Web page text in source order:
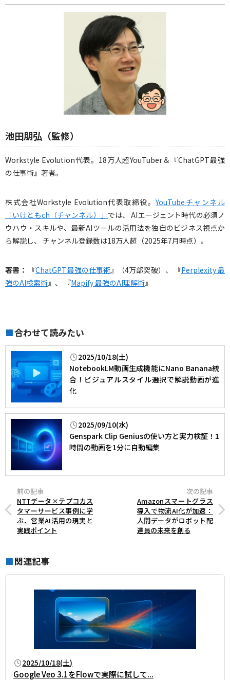
池田朋弘（監修）
Workstyle Evolution代表。18万人超YouTuber＆『ChatGPT最強
の仕事術』著者。
株式会社Workstyle Evolution代表取締役。YouTubeチャンネル
「いけともch（チャンネル）」 では、 AIエージェント時代の必須ノ
ウハウ・スキルや、最新AIツールの活用法を独自のビジネス視点か
ら解説し、 チャンネル登録数は18万人超（2025年7月時点）。
著書： 『ChatGPT最強の仕事術』（4万部突破）、 『Perplexity 最
強のAI検索術』、 『Mapify 最強のAI理解術』
■合わせて読みたい
2025/10/18(土)
NotebookLM動画生成機能にNano Banana統
合！ビジュアルスタイル選択で解説動画が進
化
2025/09/10(水)
Genspark Clip Geniusの使い方と実力検証！1
時間の動画を1分に自動編集
前の記事
NTTデータ×テプコカス
タマーサービス事例に学
ぶ、営業AI活用の現実と
実践ポイント
次の記事
Amazonスマートグラス
導入で物流AI化が加速：
人間データがロボット配
達員の未来を創る
■関連記事
2025/10/18(土)
Google Veo 3.1をFlowで実際に試して...